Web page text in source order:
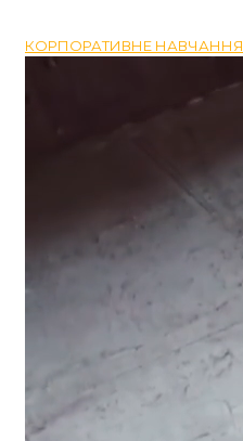
КОРПОРАТИВНЕ НАВЧАННЯ